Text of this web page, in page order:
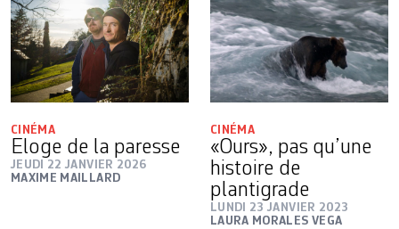
CINÉMA
Eloge de la paresse
JEUDI 22 JANVIER 2026
MAXIME MAILLARD
CINÉMA
«Ours», pas qu’une
histoire de
plantigrade
LUNDI 23 JANVIER 2023
LAURA MORALES VEGA